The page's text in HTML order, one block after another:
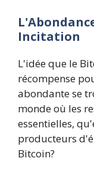
Incitation
L'idée que le
récompense
abondante se
monde où les
essentielles,
producteurs
Bitcoin?